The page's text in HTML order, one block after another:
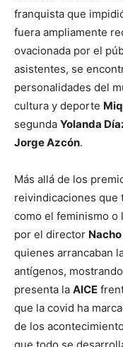
franquista que
fuera ampliamente
ovacionada por el
asistentes, se
personalidades del
cultura y deporte
segunda Yolanda
Jorge Azcón.
Más allá de los
reivindicaciones que
como el feminismo o
por el director
quienes arrancaban
antígenos,
presenta la AICE
que la covid ha
de los